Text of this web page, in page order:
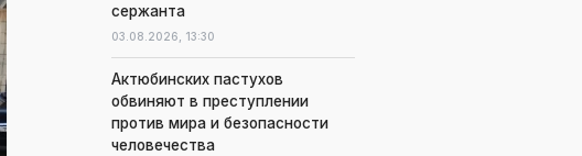
сержанта
03.08.2026, 13:30
Актюбинских пастухов
обвиняют в преступлении
против мира и безопасности
человечества